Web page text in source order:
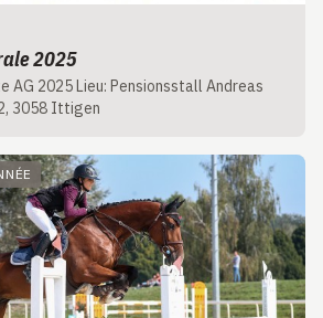
2025
AG 2025 Lieu: Pensionsstall Andreas
3058 Ittigen